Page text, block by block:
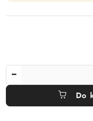
Do